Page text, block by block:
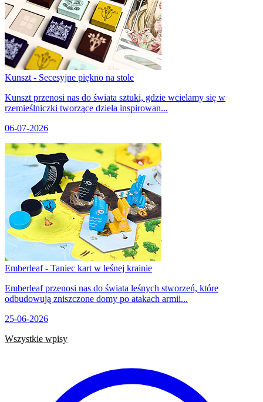
Kunszt - Secesyjne piękno na stole
Kunszt przenosi nas do świata sztuki, gdzie wcielamy się w
rzemieślniczki tworzące dzieła inspirowan...
06-07-2026
Emberleaf - Taniec kart w leśnej krainie
Emberleaf przenosi nas do świata leśnych stworzeń, które
odbudowują zniszczone domy po atakach armii...
25-06-2026
Wszystkie wpisy